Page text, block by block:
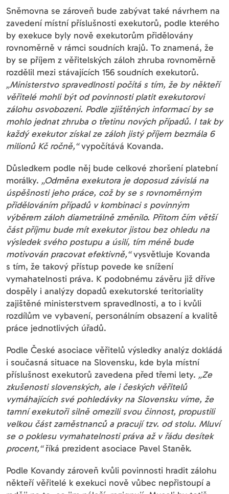
Sněmovna se zároveň bude zabývat také návrhem na
zavedení místní příslušnosti exekutorů, podle kterého
by exekuce byly nově exekutorům přidělovány
rovnoměrně v rámci soudních krajů. To znamená, že
by se příjem z věřitelských záloh zhruba rovnoměrně
rozdělil mezi stávajících 156 soudních exekutorů.
„Ministerstvo spravedlnosti počítá s tím, že by někteří
věřitelé mohli být od povinnosti platit exekutorovi
zálohu osvobozeni. Podle zjištěných informací by se
mohlo jednat zhruba o třetinu nových případů. I tak by
každý exekutor získal ze záloh jistý příjem bezmála 6
milionů Kč ročně,“vypočítává Kovanda.
Důsledkem podle něj bude celkové zhoršení platební
morálky. „Odměna exekutora je doposud závislá na
úspěšnosti jeho práce, což by se s rovnoměrným
přidělováním případů v kombinaci s povinným
výběrem záloh diametrálně změnilo. Přitom čím větší
část příjmu bude mít exekutor jistou bez ohledu na
výsledek svého postupu a úsilí, tím méně bude
motivován pracovat efektivně,“vysvětluje Kovanda
s tím, že takový přístup povede ke snížení
vymahatelnosti práva. K podobnému závěru již dříve
dospěly i analýzy dopadů exekutorské teritoriality
zajištěné ministerstvem spravedlnosti, a to i kvůli
rozdílům ve vybavení, personálním obsazení a kvalitě
práce jednotlivých úřadů.
Podle České asociace věřitelů výsledky analýz dokládá
i současná situace na Slovensku, kde byla místní
příslušnost exekutorů zavedena před třemi lety. „Ze
zkušenosti slovenských, ale i českých věřitelů
vymáhajících své pohledávky na Slovensku víme, že
tamní exekutoři silně omezili svou činnost, propustili
velkou část zaměstnanců a pracují tzv. od stolu. Mluví
se o poklesu vymahatelnosti práva až v řádu desítek
procent,“říká prezident asociace Pavel Staněk.
Podle Kovandy zároveň kvůli povinnosti hradit zálohu
někteří věřitelé k exekuci nově vůbec nepřistoupí a